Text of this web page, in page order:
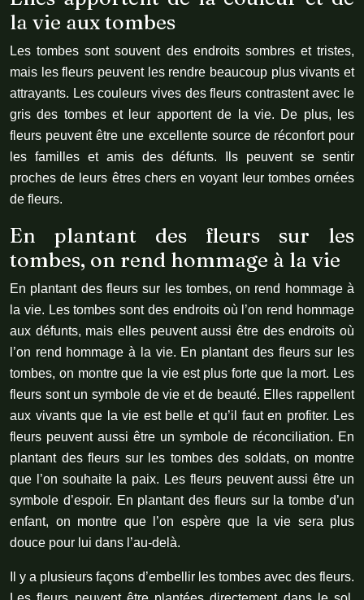
la vie aux tombes
Les tombes sont souvent des endroits sombres et tristes,
mais les fleurs peuvent les rendre beaucoup plus vivants et
attrayants. Les couleurs vives des fleurs contrastent avec le
gris des tombes et leur apportent de la vie. De plus, les
fleurs peuvent être une excellente source de réconfort pour
les familles et amis des défunts. Ils peuvent se sentir
proches de leurs êtres chers en voyant leur tombes ornées
de fleurs.
En plantant des fleurs sur les
tombes, on rend hommage à la vie
En plantant des fleurs sur les tombes, on rend hommage à
la vie. Les tombes sont des endroits où l’on rend hommage
aux défunts, mais elles peuvent aussi être des endroits où
l’on rend hommage à la vie. En plantant des fleurs sur les
tombes, on montre que la vie est plus forte que la mort. Les
fleurs sont un symbole de vie et de beauté. Elles rappellent
aux vivants que la vie est belle et qu’il faut en profiter. Les
fleurs peuvent aussi être un symbole de réconciliation. En
plantant des fleurs sur les tombes des soldats, on montre
que l’on souhaite la paix. Les fleurs peuvent aussi être un
symbole d’espoir. En plantant des fleurs sur la tombe d’un
enfant, on montre que l’on espère que la vie sera plus
douce pour lui dans l’au-delà.
Il y a plusieurs façons d’embellir les tombes avec des fleurs.